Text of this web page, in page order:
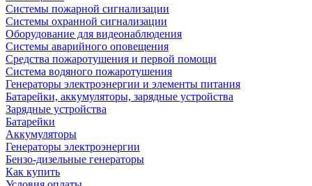
Системы пожарной сигнализации
Системы охранной сигнализации
Оборудование для видеонаблюдения
Системы аварийного оповещения
Средства пожаротушения и первой помощи
Система водяного пожаротушения
Генераторы электроэнергии и элементы питания
Батарейки, аккумуляторы, зарядные устройства
Зарядные устройства
Батарейки
Аккумуляторы
Генераторы электроэнергии
Бензо-дизельные генераторы
Как купить